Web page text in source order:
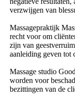
verzwijgen van
Massagepraktijk
recht voor om
zijn van
aanleiding geven tot
Massage studio
worden voor
bezittingen van de